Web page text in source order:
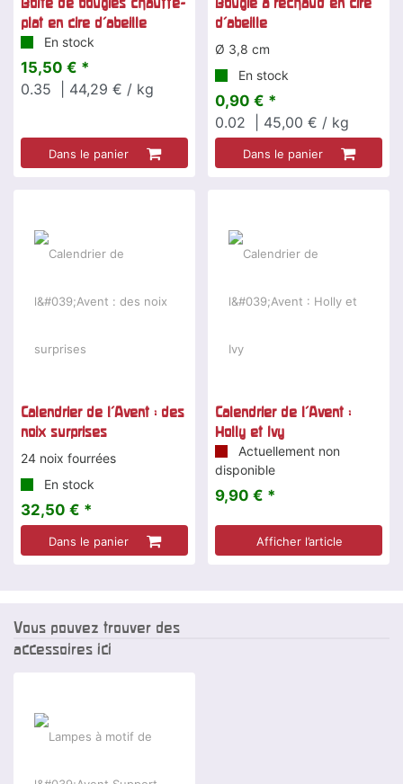
plat en cire d'abeille
En stock
15,50 € *
0.35
| 44,29 € / kg
Dans le panier
d'abeille
Ø 3,8 cm
En stock
0,90 € *
0.02
| 45,00 € / kg
Dans le panier
Calendrier de l'Avent : des
noix surprises
24 noix fourrées
En stock
32,50 € *
Dans le panier
Calendrier de l'Avent :
Holly et Ivy
Actuellement non
disponible
9,90 € *
Afficher l’article
Vous pouvez trouver des
accessoires ici